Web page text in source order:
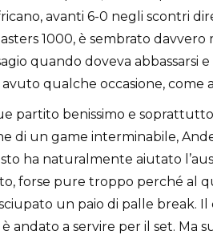
avanti 6-0 negli scontri
1000, è sembrato
quando doveva abbassarsi
qualche occasione, come
partito benissimo e
di un game interminabile,
ha naturalmente aiutato
forse pure troppo perché al
un paio di palle break.
andato a servire per il set. Ma